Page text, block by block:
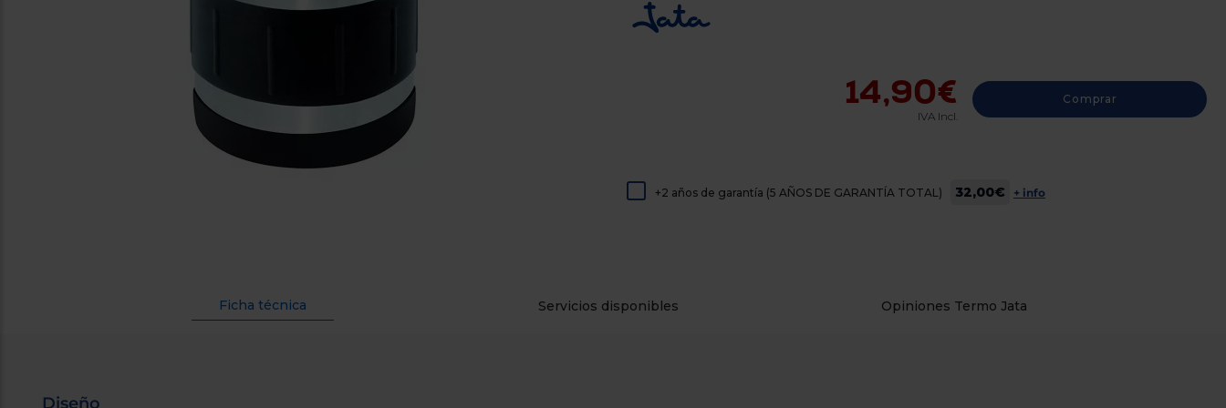
de
dispositivos
14,90€
IVA Incl.
Comprar
+2 años de garantía (5 AÑOS DE GARANTÍA TOTAL) 32,00€ + info
Ficha técnica Servicios disponibles Opiniones Termo Jata
Diseño